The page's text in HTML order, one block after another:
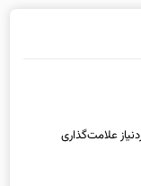
علامت‌گذاری